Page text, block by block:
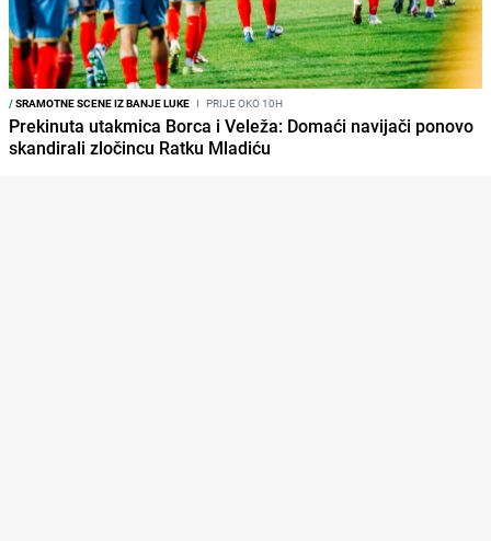
/SRAMOTNE SCENE IZ BANJE LUKE I PRIJE OKO 10H
Prekinuta utakmica Borca i Veleža: Domaći navijači ponovo
skandirali zločincu Ratku Mladiću